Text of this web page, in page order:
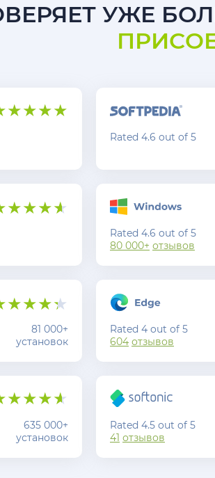
УЖЕ
Rated 4.6 out of 5
Rated 4.6 out of 5
80 000+ отзывов
81 000+
установок
Rated 4 out of 5
604 отзывов
635 000+
установок
Rated 4.5 out of 5
41 отзывов